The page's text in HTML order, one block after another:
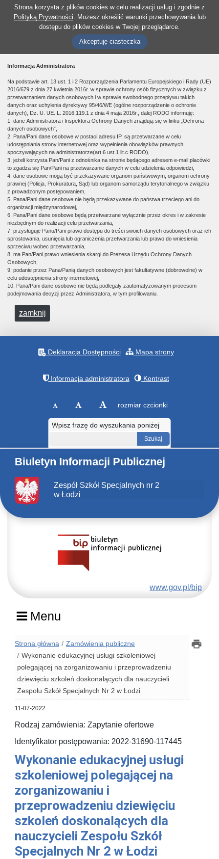
Strona korzysta z plików cookies w celu realizacji usług i zgodnie z
Polityką Prywatności. Możesz określić warunki przechowywania lub
dostępu do plików cookies w Twojej przeglądarce.
Akceptuję ciasteczka
Informacja Administratora
Na podstawie art. 13 ust. 1 i 2 Rozporządzenia Parlamentu Europejskiego i Rady (UE)
2016/679 z dnia 27 kwietnia 2016r. w sprawie ochrony osób fizycznych w związku z
przetwarzaniem danych osobowych i w sprawie swobodnego przepływu takich
danych oraz uchylenia dyrektywy 95/46/WE (ogólne rozporządzenie o ochronie
danych), Dz. U. UE. L. 2016.119.1 z dnia 4 maja 2016r., dalej RODO informuję:
1. dane Administratora i Inspektora Ochrony Danych znajdują się w linku „Ochrona
danych osobowych”,
2. Pana/Pani dane osobowe w postaci adresu IP, są przetwarzane w celu
udostępniania strony internetowej oraz wypełnienia obowiązków prawnych
spoczywających na administratorze(art.6 ust.1 lit.c RODO),
3. jeżeli korzysta Pan/Pani z odnośnika na stronie będącego adresem e-mail placówki
to zgadza się Pan/Pani na przetwarzanie danych w celu udzielenia odpowiedzi,
4. dane osobowe mogą być przekazywane organom państwowym, organom ochrony
prawnej (Policja, Prokuratura, Sąd) lub organom samorządu terytorialnego w związku
z prowadzonym postępowaniem,
5. Pana/Pani dane osobowe nie będą przekazywane do państwa trzeciego ani do
organizacji międzynarodowej,
6. Pana/Pani dane osobowe będą przetwarzane wyłącznie przez okres i w zakresie
niezbędnym do realizacji celu przetwarzania,
7. przysługuje Panu/Pani prawo dostępu do treści swoich danych osobowych oraz ich
sprostowania, usunięcia lub ograniczenia przetwarzania lub prawo do wniesienia
sprzeciwu wobec przetwarzania,
8. ma Pan/Pani prawo wniesienia skargi do Prezesa Urzędu Ochrony Danych
Osobowych,
9. podanie przez Pana/Panią danych osobowych jest fakultatywne (dobrowolne) w
celu udostępnienia strony internetowej,
10. Pana/Pani dane osobowe nie będą podlegały zautomatyzowanym procesom
podejmowania decyzji przez Administratora, w tym profilowaniu.
zamknij
Deklaracja Dostępności Mapa strony
Informacja administratora Kontrast
rozmiar czcionki
Wpisz frazę do wyszukania poniżej
Biuletyn Informacji Publicznej
Zespół Szkół Specjalnych nr 2
w Łodzi
www.gov.pl/bip
Menu
Strona główna
Zamówienia publiczne
Wykonanie edukacyjnej usługi szkoleniowej
polegającej na zorganizowaniu i przeprowadzeniu
dziewięciu szkoleń doskonalących dla nauczycieli
Zespołu Szkół Specjalnych Nr 2 w Łodzi
11-07-2022
Rodzaj zamówienia: Zapytanie ofertowe
Identyfikator postępowania: 2022-31690-117445
Wykonanie edukacyjnej usługi
szkoleniowej polegającej na
zorganizowaniu i
przeprowadzeniu dziewięciu
szkoleń doskonalących dla
nauczycieli Zespołu Szkół
Specjalnych Nr 2 w Łodzi